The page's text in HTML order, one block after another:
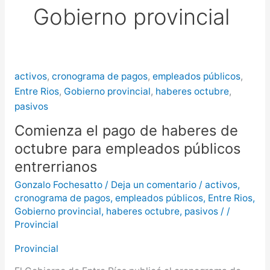
puntos de Concordia
Concordia
Gobierno provincial
activos, cronograma de pagos, empleados públicos,
Entre Rios, Gobierno provincial, haberes octubre,
pasivos
Comienza el pago de haberes de
octubre para empleados públicos
entrerrianos
Gonzalo Fochesatto / Deja un comentario / activos,
cronograma de pagos, empleados públicos, Entre Rios,
Gobierno provincial, haberes octubre, pasivos/ /
Provincial
Provincial